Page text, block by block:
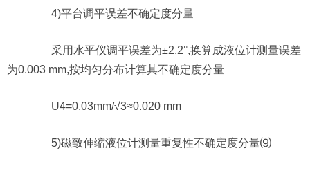
4)平台调平误差不确定度分量
采用水平仪调平误差为±2.2°,换算成液位计测量误差
为0.003 mm,按均匀分布计算其不确定度分量
U4=0.03mm/√3≈0.020 mm
5)磁致伸缩液位计测量重复性不确定度分量⑼